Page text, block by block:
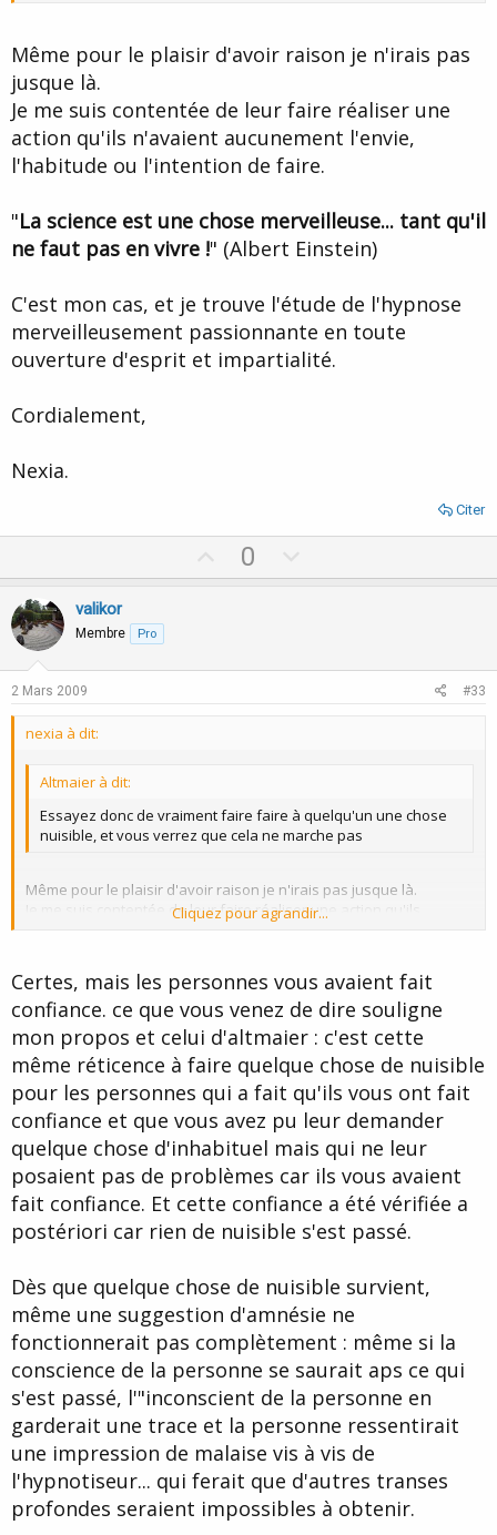
Même pour le plaisir d'avoir raison je n'irais pas
jusque là.
Je me suis contentée de leur faire réaliser une
action qu'ils n'avaient aucunement l'envie,
l'habitude ou l'intention de faire.
"La science est une chose merveilleuse... tant qu'il
ne faut pas en vivre !" (Albert Einstein)
C'est mon cas, et je trouve l'étude de l'hypnose
merveilleusement passionnante en toute
ouverture d'esprit et impartialité.
Cordialement,
Nexia.
Citer
p
t
0
o
v
valikor
Membre Pro
2 Mars 2009 #33
nexia à dit:
Altmaier à dit:
Essayez donc de vraiment faire faire à quelqu'un une chose
nuisible, et vous verrez que cela ne marche pas
Même pour le plaisir d'avoir raison je n'irais pas jusque là.
Je me suis contentée de leur faire réaliser une action qu'ils
Cliquez pour agrandir...
Certes, mais les personnes vous avaient fait
confiance. ce que vous venez de dire souligne
mon propos et celui d'altmaier : c'est cette
même réticence à faire quelque chose de nuisible
pour les personnes qui a fait qu'ils vous ont fait
confiance et que vous avez pu leur demander
quelque chose d'inhabituel mais qui ne leur
posaient pas de problèmes car ils vous avaient
fait confiance. Et cette confiance a été vérifiée a
postériori car rien de nuisible s'est passé.
Dès que quelque chose de nuisible survient,
même une suggestion d'amnésie ne
fonctionnerait pas complètement : même si la
conscience de la personne se saurait aps ce qui
s'est passé, l'"inconscient de la personne en
garderait une trace et la personne ressentirait
une impression de malaise vis à vis de
l'hypnotiseur... qui ferait que d'autres transes
profondes seraient impossibles à obtenir.